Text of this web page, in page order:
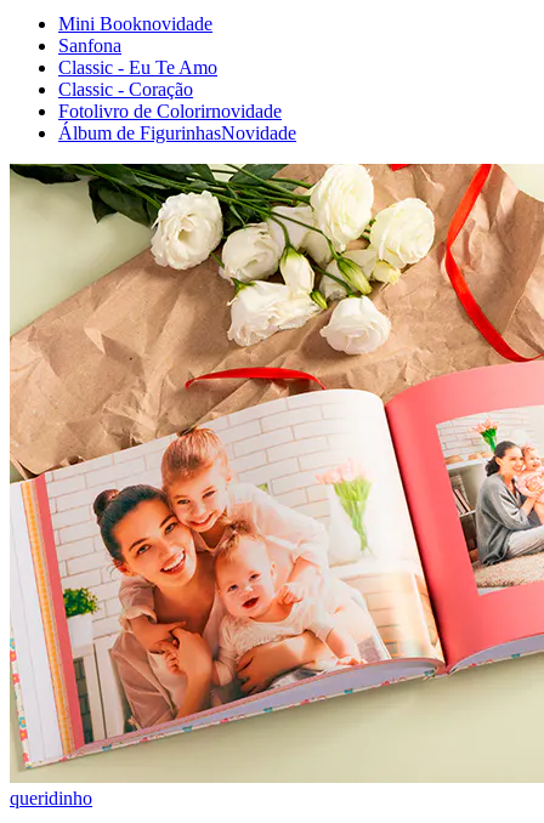
Mini Booknovidade
Sanfona
Classic - Eu Te Amo
Classic - Coração
Fotolivro de Colorirnovidade
Álbum de FigurinhasNovidade
queridinho